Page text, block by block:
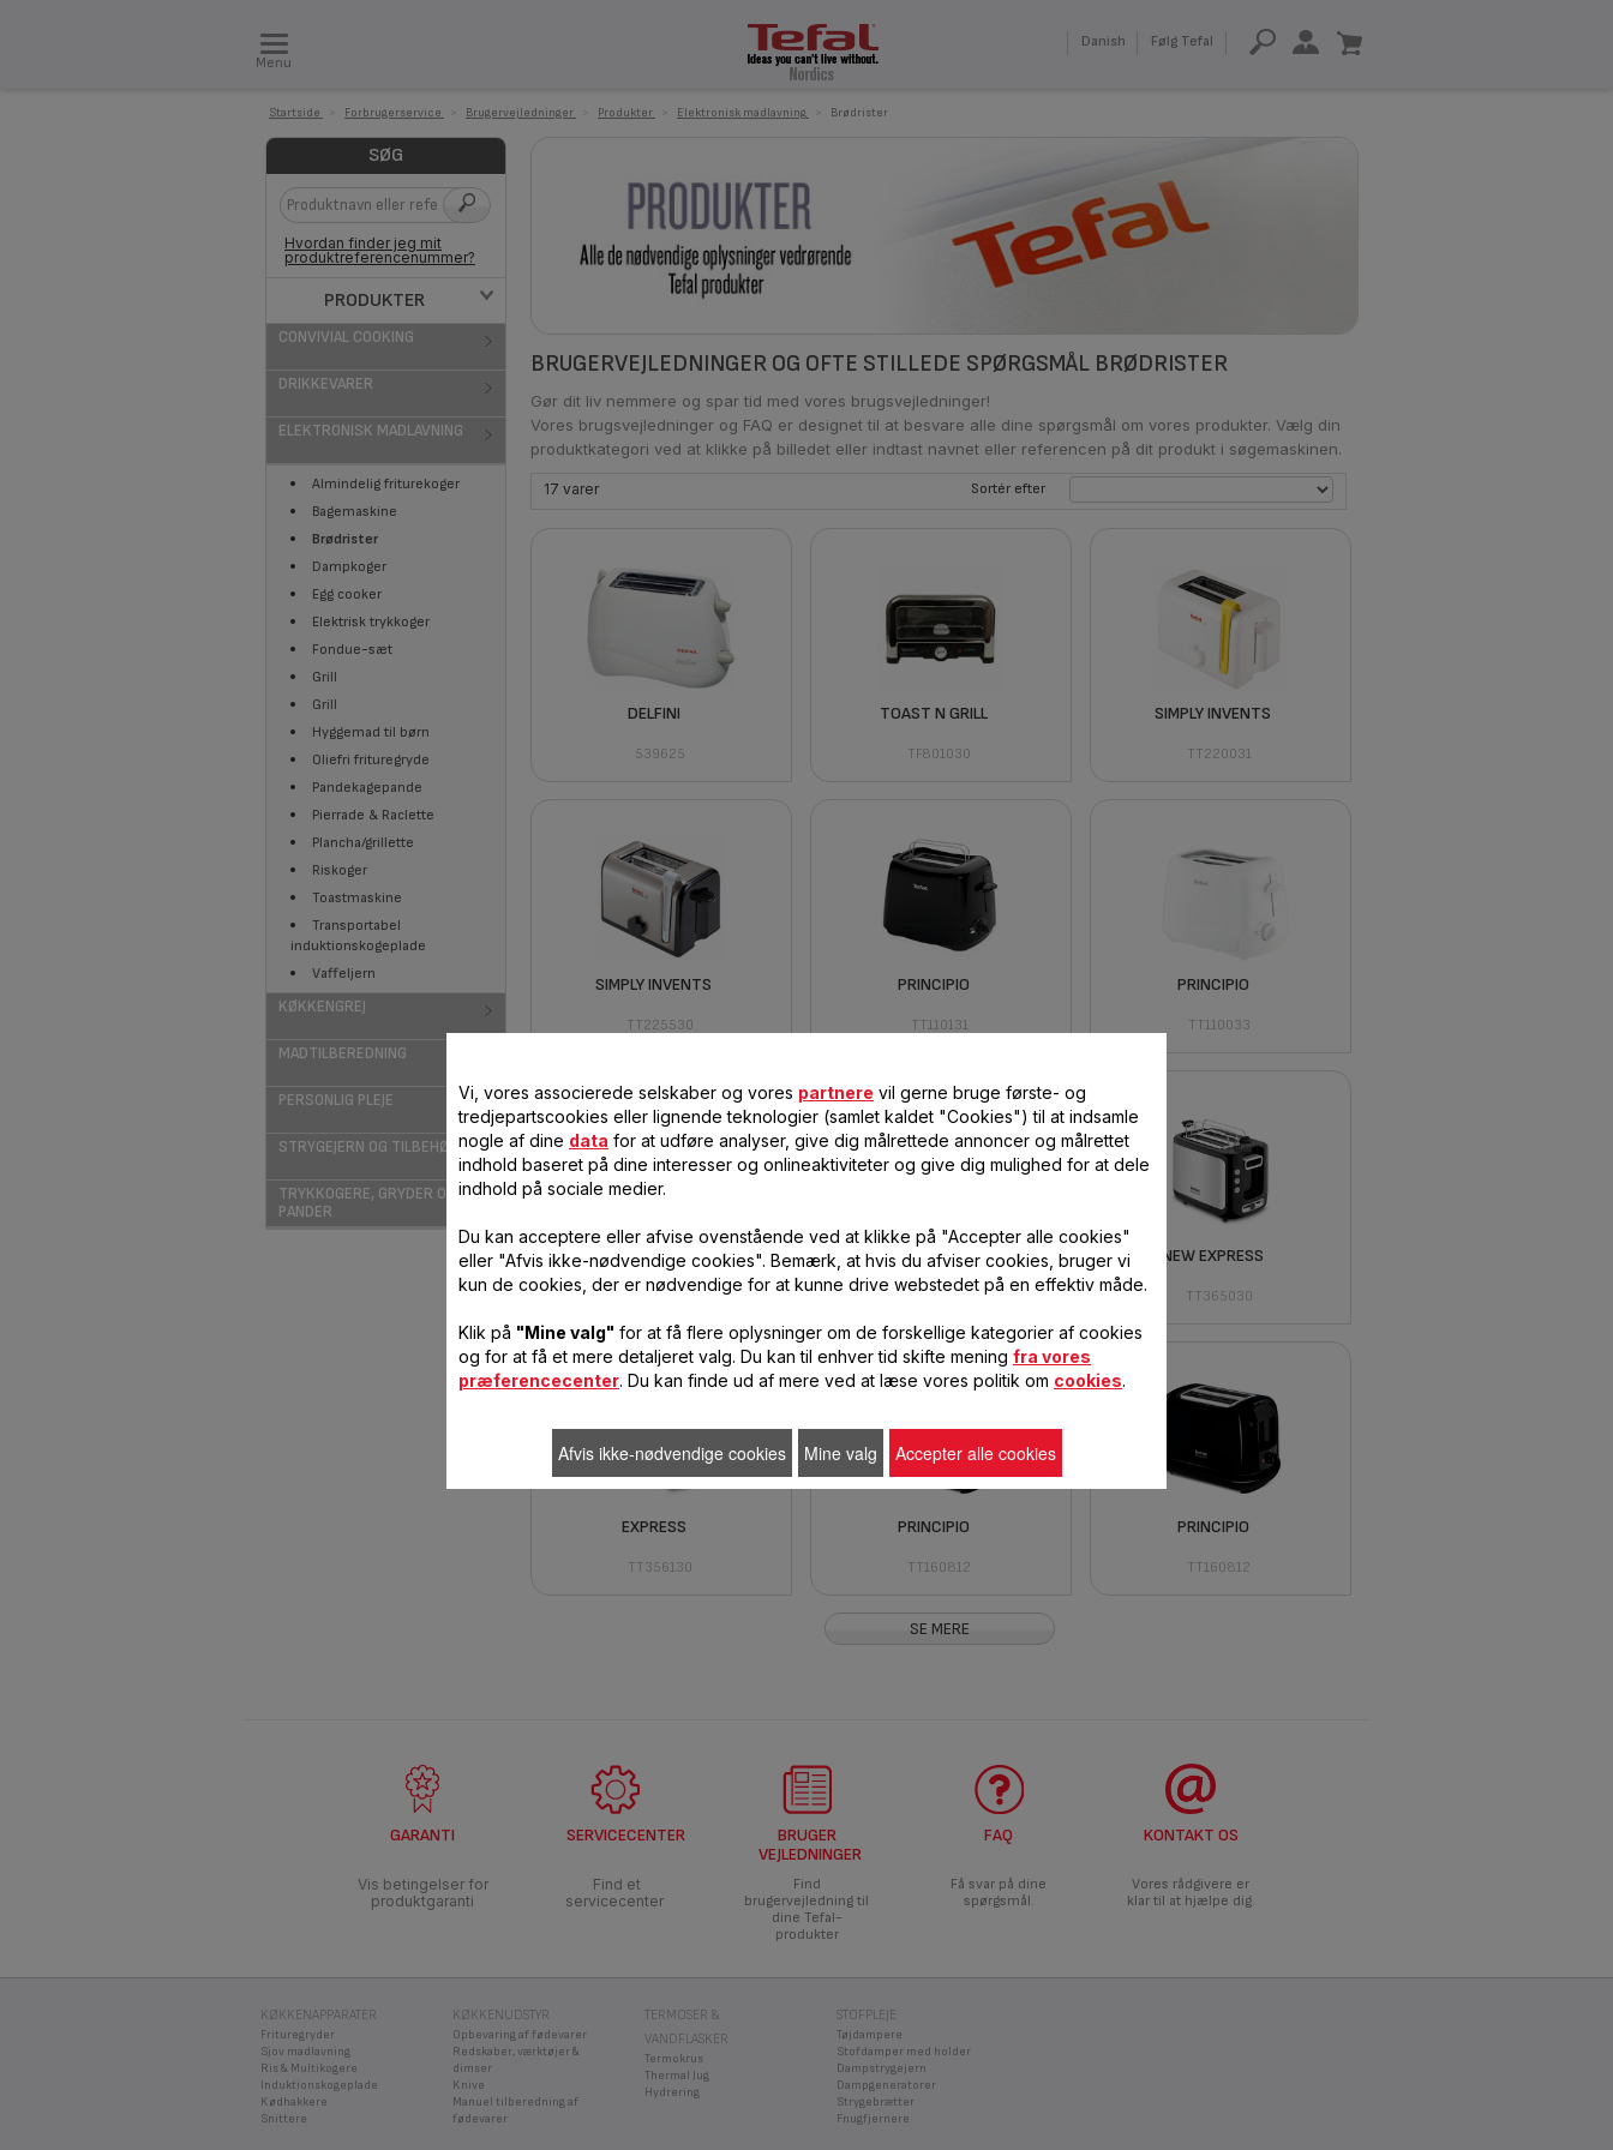
Menu
Danish Følg Tefal
Startside Forbrugerservice Brugervejledninger Produkter Elektronisk madlavning Brødrister
SØG
Hvordan finder jeg mit
produktreferencenummer?
PRODUKTER
CONVIVIAL COOKING
DRIKKEVARER
ELEKTRONISK MADLAVNING
Almindelig friturekoger
Bagemaskine
Brødrister
Dampkoger
Egg cooker
Elektrisk trykkoger
Fondue-sæt
Grill
Grill
Hyggemad til børn
Oliefri frituregryde
Pandekagepande
Pierrade & Raclette
Plancha/grillette
Riskoger
Toastmaskine
Transportabel
induktionskogeplade
Vaffeljern
KØKKENGREJ
MADTILBEREDNING
PERSONLIG PLEJE
STRYGEJERN OG TILBEHØR
TRYKKOGERE, GRYDER OG
PANDER
BRUGERVEJLEDNINGER OG OFTE STILLEDE SPØRGSMÅL BRØDRISTER
Gør dit liv nemmere og spar tid med vores brugsvejledninger!
Vores brugsvejledninger og FAQ er designet til at besvare alle dine spørgsmål om vores produkter. Vælg din
produktkategori ved at klikke på billedet eller indtast navnet eller referencen på dit produkt i søgemaskinen.
Sortér efter
17 varer
DELFINI
539625
TOAST N GRILL
TF801030
SIMPLY INVENTS
TT220031
SIMPLY INVENTS
TT225530
PRINCIPIO
TT110131
PRINCIPIO
TT110033
INOX
TT544030
TOAST'N GRILL
TL600830
NEW EXPRESS
TT365030
EXPRESS
TT356130
PRINCIPIO
TT160812
PRINCIPIO
TT160812
SE MERE
GARANTI
Vis betingelser for
produktgaranti
SERVICECENTER
Find et
servicecenter
BRUGER
VEJLEDNINGER
Find
brugervejledning til
dine Tefal-
produkter
FAQ
Få svar på dine
spørgsmål.
KONTAKT OS
Vores rådgivere er
klar til at hjælpe dig.
KØKKENAPPARATER
Frituregryder
Sjov madlavning
Ris & Multikogere
Induktionskogeplade
Kødhakkere
Snittere
KØKKENUDSTYR
Opbevaring af fødevarer
Redskaber, værktøjer &
dimser
Knive
Manuel tilberedning af
fødevarer
TERMOSER &
VANDFLASKER
Termokrus
Thermal Jug
Hydrering
STOFPLEJE
Tøjdampere
Stofdamper med holder
Dampstrygejern
Dampgeneratorer
Strygebrætter
Fnugfjernere
Vi, vores associerede selskaber og vores partnere vil gerne bruge første- og
tredjepartscookies eller lignende teknologier (samlet kaldet "Cookies") til at indsamle
nogle af dine data for at udføre analyser, give dig målrettede annoncer og målrettet
indhold baseret på dine interesser og onlineaktiviteter og give dig mulighed for at dele
indhold på sociale medier.
Du kan acceptere eller afvise ovenstående ved at klikke på "Accepter alle cookies"
eller "Afvis ikke-nødvendige cookies". Bemærk, at hvis du afviser cookies, bruger vi
kun de cookies, der er nødvendige for at kunne drive webstedet på en effektiv måde.
Klik på "Mine valg" for at få flere oplysninger om de forskellige kategorier af cookies
og for at få et mere detaljeret valg. Du kan til enhver tid skifte mening fra vores
præferencecenter. Du kan finde ud af mere ved at læse vores politik om cookies.
Afvis ikke-nødvendige cookies Mine valg Accepter alle cookies